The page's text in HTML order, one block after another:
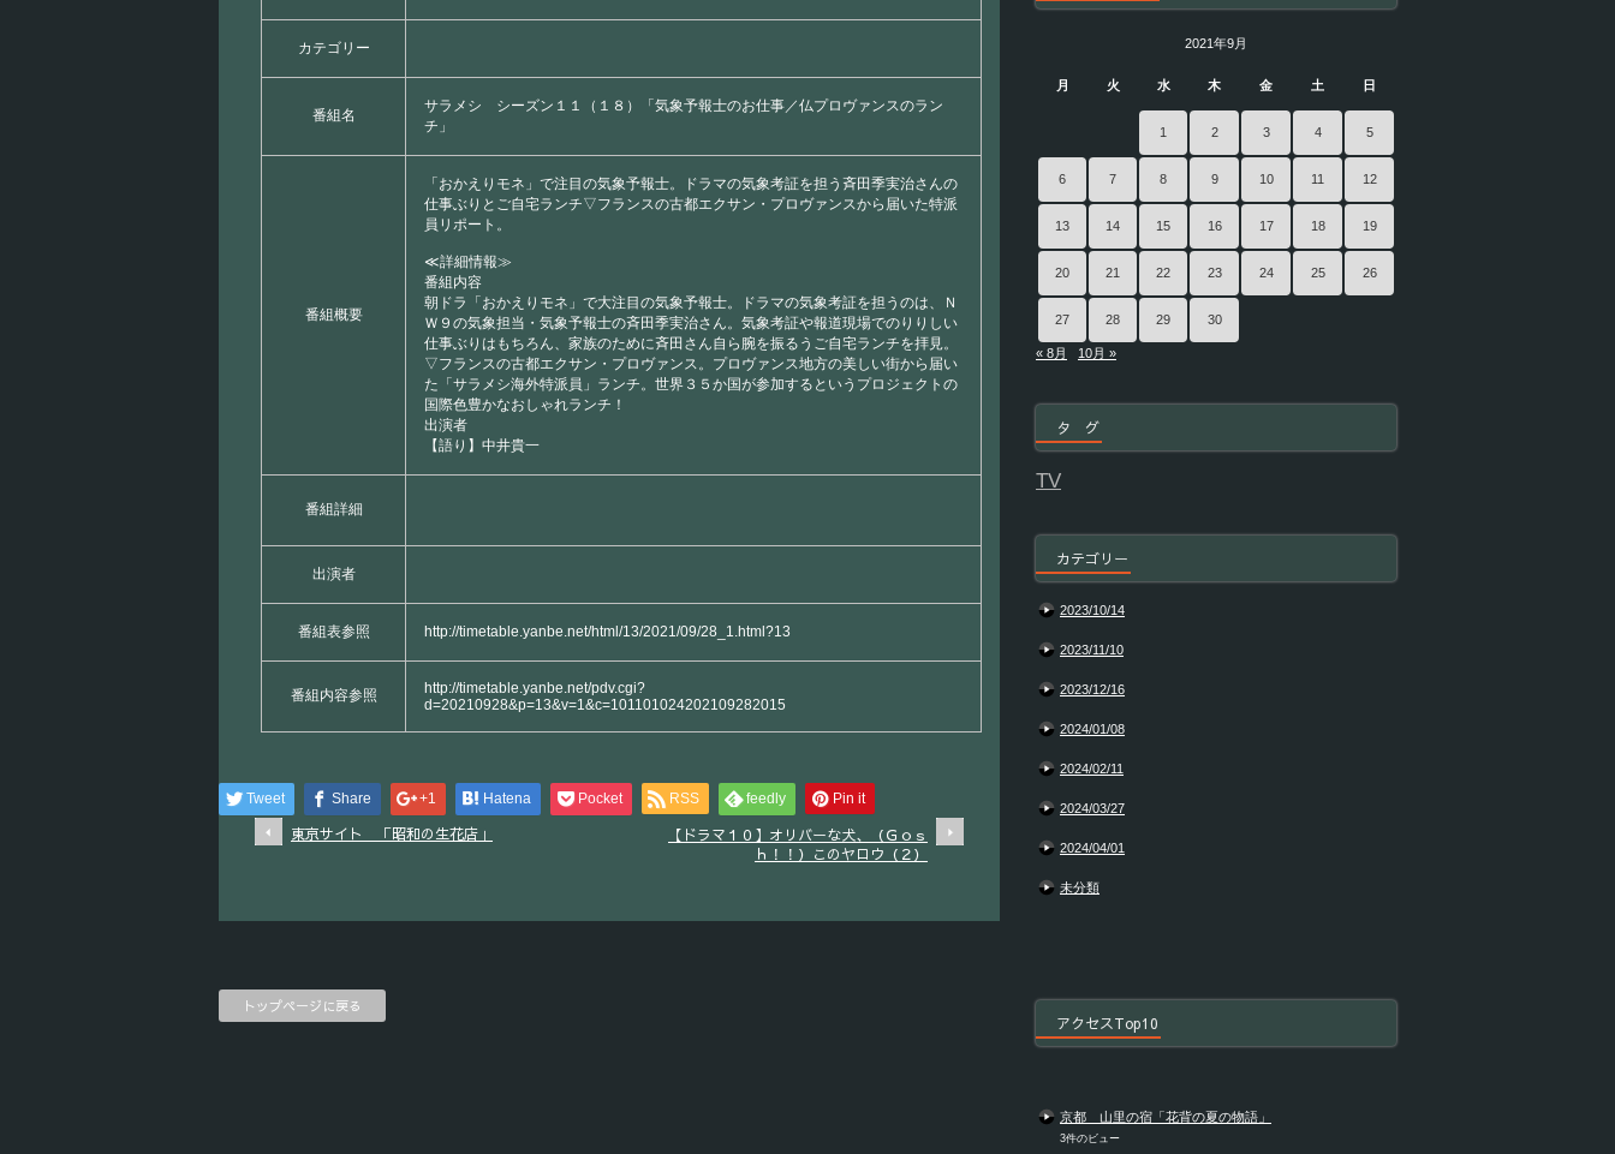
カテゴリー
番組名
サラメシ シーズン１１（１８）「気象予報士のお仕事／仏プロヴァンスのラン
チ」
番組概要
「おかえりモネ」で注目の気象予報士。ドラマの気象考証を担う斉田季実治さんの
仕事ぶりとご自宅ランチ▽フランスの古都エクサン・プロヴァンスから届いた特派
員リポート。
≪詳細情報≫
番組内容
朝ドラ「おかえりモネ」で大注目の気象予報士。ドラマの気象考証を担うのは、Ｎ
Ｗ９の気象担当・気象予報士の斉田季実治さん。気象考証や報道現場でのりりしい
仕事ぶりはもちろん、家族のために斉田さん自ら腕を振るうご自宅ランチを拝見。
▽フランスの古都エクサン・プロヴァンス。プロヴァンス地方の美しい街から届い
た「サラメシ海外特派員」ランチ。世界３５か国が参加するというプロジェクトの
国際色豊かなおしゃれランチ！
出演者
【語り】中井貴一
番組詳細
出演者
番組表参照 http://timetable.yanbe.net/html/13/2021/09/28_1.html?13
番組内容参照
http://timetable.yanbe.net/pdv.cgi?
d=20210928&p=13&v=1&c=101101024202109282015
Tweet Share +1 Hatena Pocket RSS feedly Pin it
東京サイト 「昭和の生花店」
【ドラマ１０】オリバーな犬、（Ｇｏｓ
ｈ！！）このヤロウ（２）
トップページに戻る
2021年9月
月 火 水 木 金 土 日
1 2 3 4 5
6 7 8 9 10 11 12
13 14 15 16 17 18 19
20 21 22 23 24 25 26
27 28 29 30
« 8月 10月 »
タ グ
TV
カテゴリー
2023/10/14
2023/11/10
2023/12/16
2024/01/08
2024/02/11
2024/03/27
2024/04/01
未分類
アクセスTop10
京都 山里の宿「花背の夏の物語」
3件のビュー